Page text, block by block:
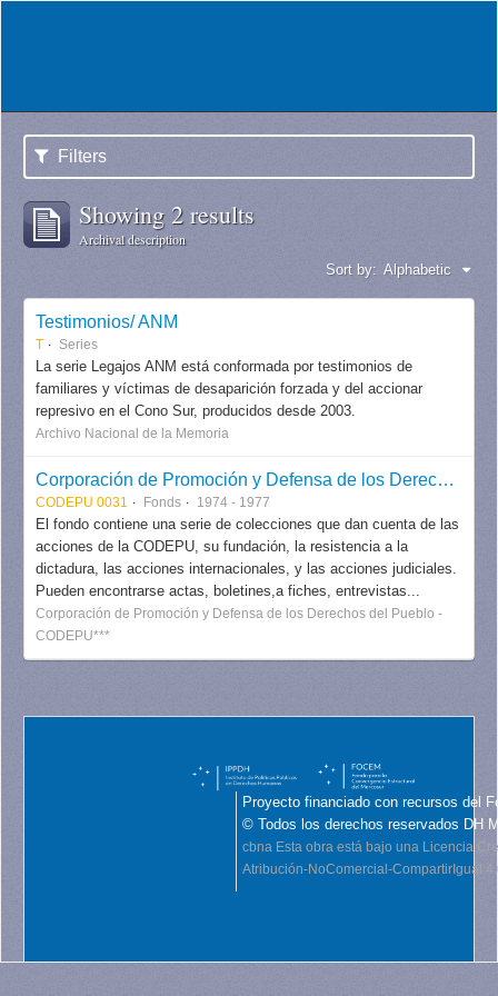
Filters
Showing 2 results
Archival description
Sort by: Alphabetic
Testimonios/ ANM
T Series
La serie Legajos ANM está conformada por testimonios de
familiares y víctimas de desaparición forzada y del accionar
represivo en el Cono Sur, producidos desde 2003.
Archivo Nacional de la Memoria
Corporación de Promoción y Defensa de los Derechos del Pueblo CODEPU
CODEPU 0031 Fonds 1974 - 1977
El fondo contiene una serie de colecciones que dan cuenta de las
acciones de la CODEPU, su fundación, la resistencia a la
dictadura, las acciones internacionales, y las acciones judiciales.
Pueden encontrarse actas, boletines,a fiches, entrevistas...
Corporación de Promoción y Defensa de los Derechos del Pueblo -
CODEPU***
Proyecto financiado con recursos del
© Todos los derechos reservados DH
cbna Esta obra está bajo una Licencia
Atribución-NoComercial-CompartirIgual